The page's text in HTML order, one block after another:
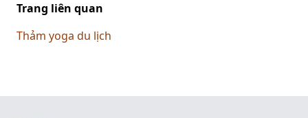
Trang liên quan
Thảm yoga du lịch